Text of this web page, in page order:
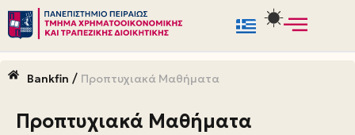
Μεταπηδήστε
περιεχόμενο
Bankfin / Προπτυχιακά Μαθήματα
Προπτυχιακά Μαθήματα